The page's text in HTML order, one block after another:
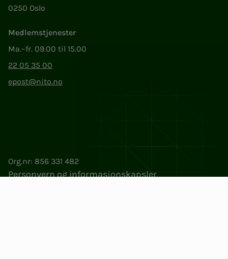
0250 Oslo
Medlemstjenester
Ma.–fr. 09.00 til 15.00
22 05 35 00
epost@nito.no
Org.nr: 856 331 482
Personvern og informasjonskapsler